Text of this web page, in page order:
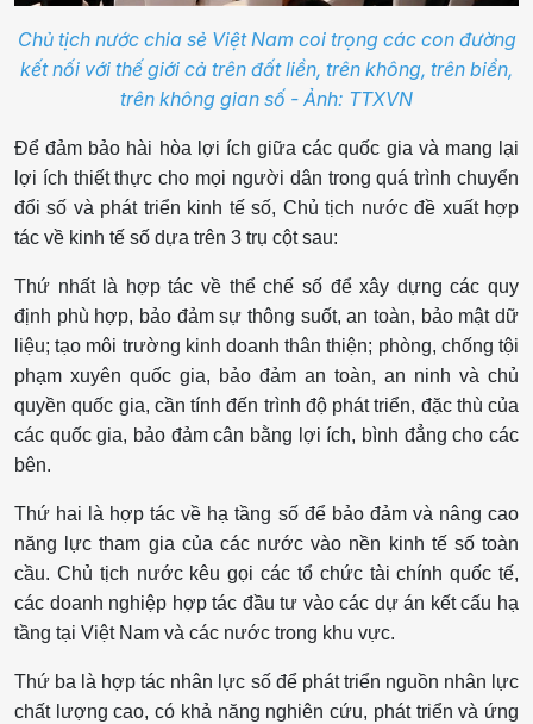
Chủ tịch nước chia sẻ Việt Nam coi trọng các con đường
kết nối với thế giới cả trên đất liền, trên không, trên biển,
trên không gian số - Ảnh: TTXVN
Để đảm bảo hài hòa lợi ích giữa các quốc gia và mang lại
lợi ích thiết thực cho mọi người dân trong quá trình chuyển
đổi số và phát triển kinh tế số, Chủ tịch nước đề xuất hợp
tác về kinh tế số dựa trên 3 trụ cột sau:
Thứ nhất là hợp tác về thể chế số để xây dựng các quy
định phù hợp, bảo đảm sự thông suốt, an toàn, bảo mật dữ
liệu; tạo môi trường kinh doanh thân thiện; phòng, chống tội
phạm xuyên quốc gia, bảo đảm an toàn, an ninh và chủ
quyền quốc gia, cần tính đến trình độ phát triển, đặc thù của
các quốc gia, bảo đảm cân bằng lợi ích, bình đẳng cho các
bên.
Thứ hai là hợp tác về hạ tầng số để bảo đảm và nâng cao
năng lực tham gia của các nước vào nền kinh tế số toàn
cầu. Chủ tịch nước kêu gọi các tổ chức tài chính quốc tế,
các doanh nghiệp hợp tác đầu tư vào các dự án kết cấu hạ
tầng tại Việt Nam và các nước trong khu vực.
Thứ ba là hợp tác nhân lực số để phát triển nguồn nhân lực
chất lượng cao, có khả năng nghiên cứu, phát triển và ứng